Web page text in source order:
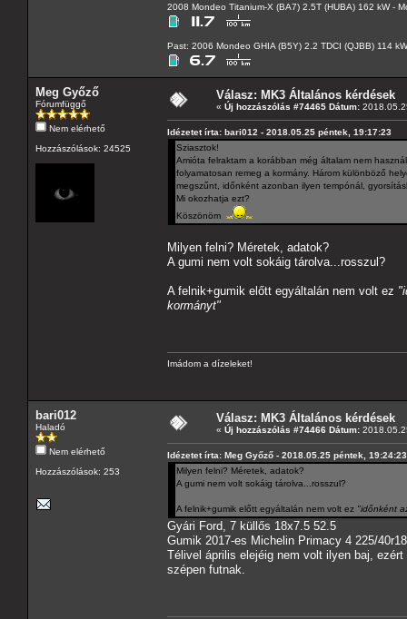
2008 Mondeo Titanium-X (BA7) 2.5T (HUBA) 162 kW -
Past: 2006 Mondeo GHIA (B5Y) 2.2 TDCI (QJBB) 114
Meg Győző
Fórumfüggő
Nem elérhető
Hozzászólások: 24525
Válasz: MK3 Általános kérdések
« Új hozzászólás #74465 Dátum:
Idézetet írta: bari012 - 2018.05.25 péntek, 19:17:23
Sziasztok!
Amióta felraktam a korábban még általam nem
folyamatosan remeg a kormány. Három különböző
megszűnt, időnként azonban ilyen tempónál,
Mi okozhatja ezt?
Köszönöm
Milyen felni? Méretek, adatok?
A gumi nem volt sokáig tárolva...rosszul?
A felnik+gumik előtt egyáltalán nem volt ez
kormányt"
Imádom a dízeleket!
bari012
Haladó
Nem elérhető
Hozzászólások: 253
Válasz: MK3 Általános kérdések
« Új hozzászólás #74466 Dátum:
Idézetet írta: Meg Győző - 2018.05.25 péntek, 19:24:23
Milyen felni? Méretek, adatok?
A gumi nem volt sokáig tárolva...rosszul?
A felnik+gumik előtt egyáltalán nem volt ez "időnként
Gyári Ford, 7 küllős 18x7.5 52.5
Gumik 2017-es Michelin Primacy 4 225/40r18
Télivel április elejéig nem volt ilyen baj,
szépen futnak.